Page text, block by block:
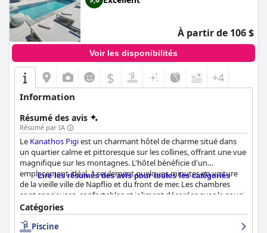
À partir de 106 $
Voir les disponibilités
$ +4
Information
Résumé des avis
Résumé par IA
Le Kanathos Pigiest un charmant hôtel de charme situé dans
un quartier calme et pittoresque sur les collines, offrant une vue
magnifique sur les montagnes. L'hôtel bénéficie d'un
emplacement idéal, à seulement quelques minutes en voiture
de la vieille ville de Napflio et du front de mer. Les chambres
sont spacieuses, confortables et joliment décorées avec le souci
du détail. L'hôtel a reçu des éloges pour sa propreté et le service
exceptionnel fourni par le personnel amical et serviable. Le petit
déjeuner est copieux, frais et très agréable. De nombreux clients
Lire les résumés des avis pour toutes les catégories
Catégories
Piscine